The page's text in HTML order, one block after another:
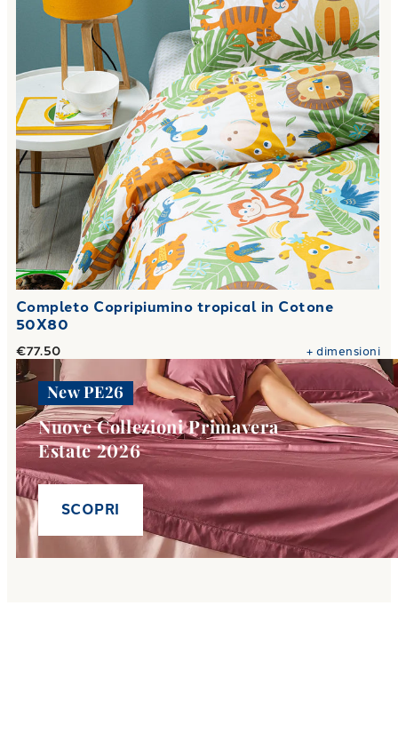
Completo Copripiumino tropical in Cotone
50X80
€77.50 +dimensioni
New PE26
Nuove Collezioni Primavera
Estate 2026
SCOPRI